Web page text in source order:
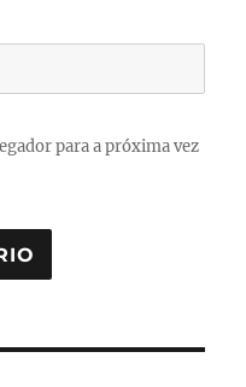
para a próxima vez